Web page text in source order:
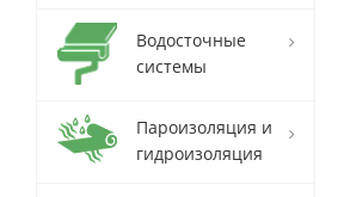
Водосточные
системы
Пароизоляция и
гидроизоляция